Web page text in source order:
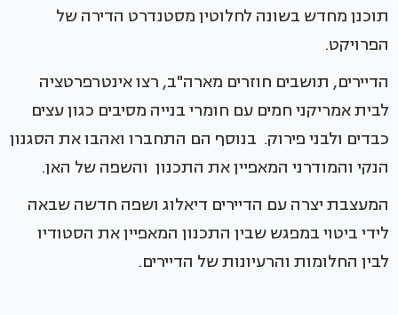
תוכנן מחדש בשונה לחלוטין מסטנדרט הדירה של
הפרויקט.
הדיירים, תושבים חוזרים מארה"ב, רצו אינטרפרטציה
לבית אמריקני חמים עם חומרי בנייה מסיבים כגון עצים
כבדים ולבני פירוק. בנוסף הם התחברו ואהבו את הסגנון
הנקי והמודרני המאפיין את התכנון והשפה של האן.
המעצבת יצרה עם הדיירים דיאלוג ושפה חדשה שבאה
לידי ביטוי במפגש שבין התכנון המאפיין את הסטודיו
לבין החלומות והרעיונות של הדיירים.